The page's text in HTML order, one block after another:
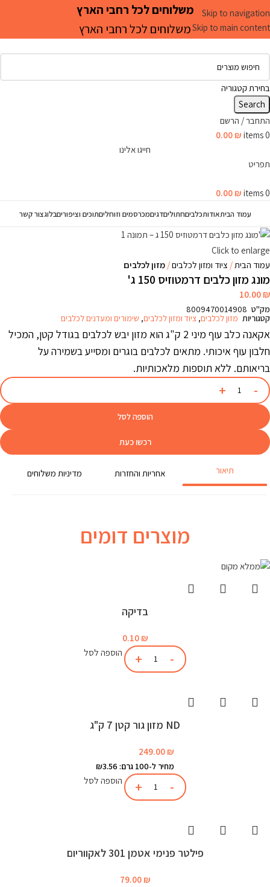
Skip to navigation
Skip to main content
משלוחים לכל רחבי הארץ
משלוחים לכל רחבי הארץ
בחירת קטגוריה
Search
התחבר / הרשם
0
items
0.00 ₪
חייגו אלינו
תפריט
0
items
0.00 ₪
עמוד הביתאודותכלביםחתוליםדגיםמכרסמים וזוחליםתוכים וציפוריםבלוגצור קשר
Click to enlarge
עמוד הבית
ציוד ומזון לכלבים מזון לכלבים
מונג מזון כלבים דרמטוזיס 150 ג'
10.00₪
מק"ט 8009470014908
קטגוריות מזון לכלבים, ציוד ומזון לכלבים, שימורים ומעדנים לכלבים
אקאנה כלב עוף מיני 2 ק"ג הוא מזון יבש לכלבים בגודל קטן, המכיל
חלבון עוף איכותי. מתאים לכלבים בוגרים ומסייע בשמירה על
בריאותם. ללא תוספות מלאכותיות.
הוספה לסל
רכשו כעת
תיאור אחריות והחזרות מדיניות משלוחים
מוצרים דומים
בדיקה
0.10 ₪
הוספה לסל
ND מזון גור קטן 7 ק"ג
249.00 ₪
מחיר ל-100 גרם: ₪3.56
הוספה לסל
פילטר פנימי אטמן 301 לאקווריום
79.00 ₪